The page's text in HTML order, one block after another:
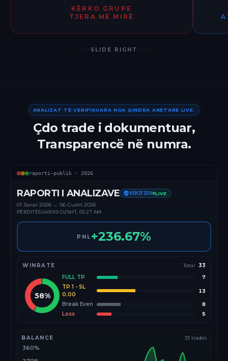
KËRKO GRUPE
TJERA MË MIRË
SLIDE RIGHT
ANALIZAT TË VERIFIKUARA NGA QINDRA ANETARE LIVE.
Çdo trade i dokumentuar,
Transparencë në numra.
raporti-publik · 2026
RAPORTI I ANALIZAVE VERIFIED LIVE
01 Janar 2026 → 06 Gusht 2026
PËRDITËSUAR09 GUSHT, 03:27 AM
PNL +236.67%
WINRATE Total 33
58%
FULL TP
7
TP 1 - SL
0.00
13
Break Even
8
Loss
5
BALANCE 33 trades
360%